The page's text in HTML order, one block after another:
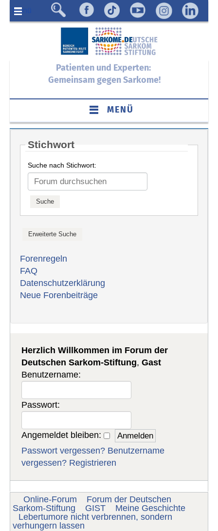
Menü
Patienten und Experten:
Gemeinsam gegen Sarkome!
MENÜ
Stichwort
Suche nach Stichwort:
Forenregeln
FAQ
Datenschutzerklärung
Neue Forenbeiträge
Herzlich Willkommen im Forum der
Deutschen Sarkom-Stiftung,Gast
Benutzername:
Passwort:
Angemeldet bleiben:
Passwort vergessen? Benutzername
vergessen? Registrieren
Online-Forum
Forum der Deutschen
Sarkom-Stiftung
GIST
Meine Geschichte
Lebertumore nicht verbrennen, sondern
verhungern lassen